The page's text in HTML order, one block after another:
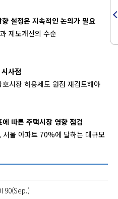
설정은 지속적인 논의가 필요
제도개선의 수순
사점
시장 허용제도 원점 재검토해야
따른 주택시장 영향 점검
울 아파트 70%에 달하는 대규모
90(Sep.)